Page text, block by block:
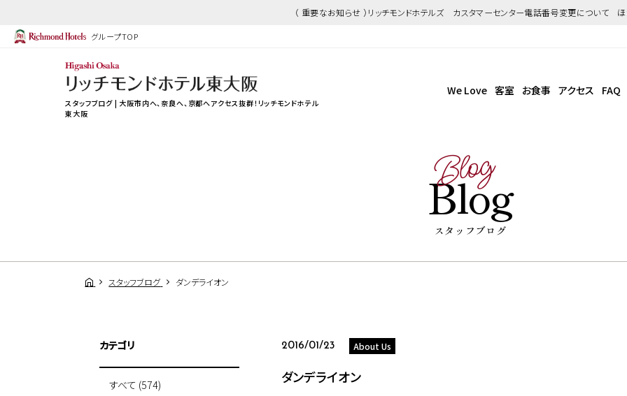
（ 重要なお知らせ ）リッチモンドホテルズ カスタマーセンター電話番号変更について
グループTOP
スタッフブログ | 大阪市内へ、奈良へ、京都へアクセス抜群！リッチモンドホテル
東大阪
We Love 客室 お食事 アクセス FAQ
Blog
Blog
スタッフブログ
スタッフブログ ダンデライオン
2016/01/23 About Us
ダンデライオン
カテゴリ
すべて (574)